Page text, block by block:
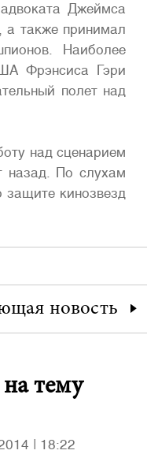
Джеймса
а также принимал
Наиболее
Фрэнсиса Гэри
полет над
над сценарием
назад. По слухам
защите кинозвезд
новость
тему
18:22